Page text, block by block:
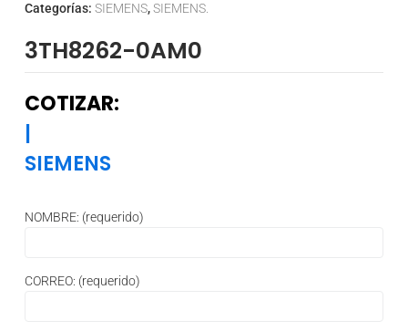
Categorías: SIEMENS,SIEMENS.
3TH8262-0AM0
COTIZAR:
|
SIEMENS
NOMBRE: (requerido)
CORREO: (requerido)